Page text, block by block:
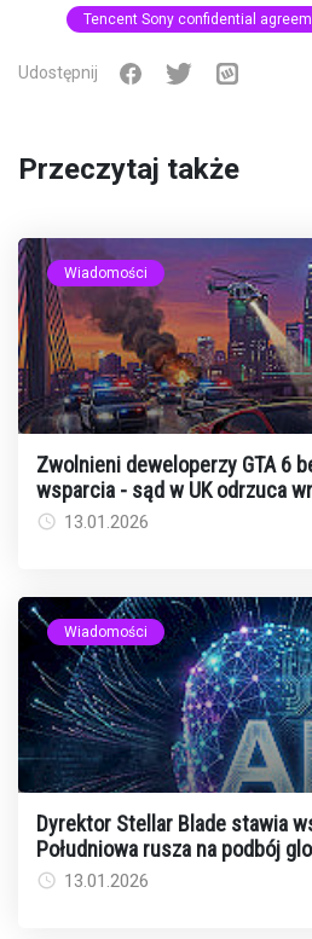
Tencent Sony confidential
Udostępnij
Przeczytaj także
Wiadomości
Zwolnieni deweloperzy GTA 6
wsparcia - sąd w UK odrzuca
13.01.2026
Wiadomości
Dyrektor Stellar Blade stawia
Południowa rusza na podbój
13.01.2026